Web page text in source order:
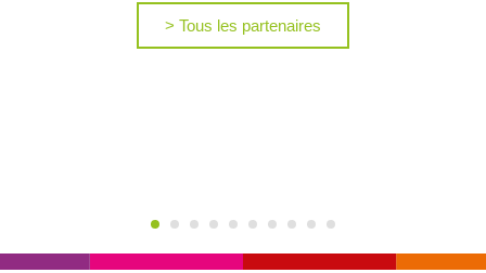
> Tous les partenaires